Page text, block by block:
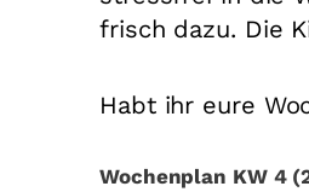
frisch dazu. Die
Habt ihr eure
Wochenplan KW 4